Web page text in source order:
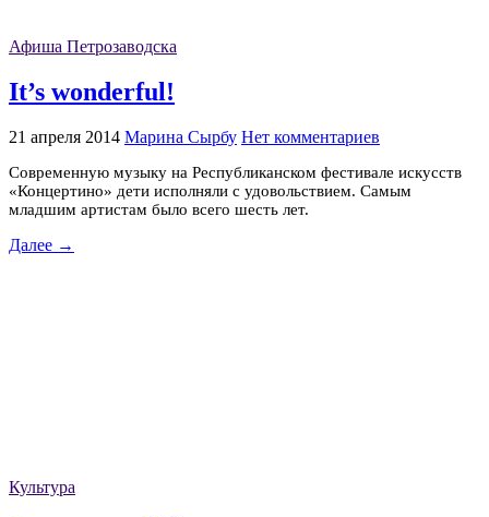
Афиша Петрозаводска
It’s wonderful!
21 апреля 2014 Марина Сырбу Нет комментариев
Современную музыку на Республиканском фестивале искусств
«Концертино» дети исполняли с удовольствием. Самым
младшим артистам было всего шесть лет.
Далее →
Культура